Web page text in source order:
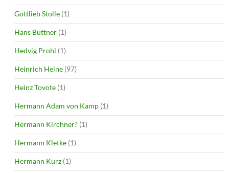
Gottlieb Stolle (1)
Hans Büttner (1)
Hedvig Prohl (1)
Heinrich Heine (97)
Heinz Tovote (1)
Hermann Adam von Kamp (1)
Hermann Kirchner? (1)
Hermann Kletke (1)
Hermann Kurz (1)